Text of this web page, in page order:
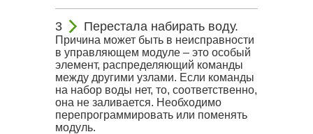
Перестала набирать воду.
Причина может быть в неисправности
в управляющем модуле – это особый
элемент, распределяющий команды
между другими узлами. Если команды
на набор воды нет, то, соответственно,
она не заливается. Необходимо
перепрограммировать или поменять
модуль.